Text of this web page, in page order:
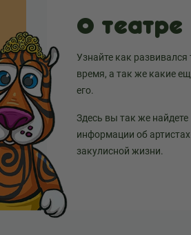
О театре
Узнайте как развивался
время, а так же какие
его.
Здесь вы так же найдете
информации об артистах
закулисной жизни.